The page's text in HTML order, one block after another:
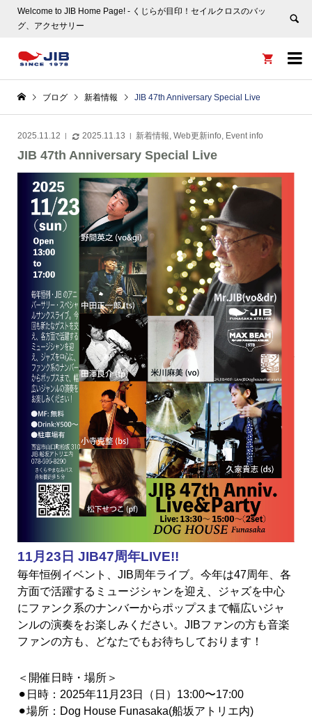
Welcome to JIB Home Page! ‐ くじらが目印！セイルクロスのバッ
グ、アクセサリー


ブログ 新着情報 JIB 47th Anniversary Special Live
2025.11.12 2025.11.13 新着情報, Web更新info, Event info
JIB 47th Anniversary Special Live
11月23日 JIB47周年LIVE!!
毎年恒例イベント、JIB周年ライブ。 今年は47周年、各
方面で活躍するミュージシャンを迎え、
ジャズを中心
にファンク系のナンバーからポップスまで幅広いジャ
ンルの演奏をお楽しみください。 JIBファンの方も音楽
ファンの方も、
どなたでもお待ちしております！
＜開催日時・場所＞
⚫︎日時： 2025年11 月 23日（日） 13:00〜17:00
⚫︎場所： Dog House Funasaka(船坂アトリエ内)